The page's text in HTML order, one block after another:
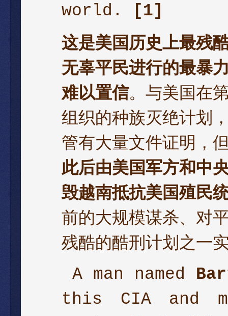
world.
[1]
这是美国历史上最残
无辜平民进行的最暴
难以置信。与美国在
组织的种族灭绝计划
管有大量文件证明，
此后由美国军方和中
毁越南抵抗美国殖民
前的大规模谋杀、对
残酷的酷刑计划之一
A man named
this CIA and